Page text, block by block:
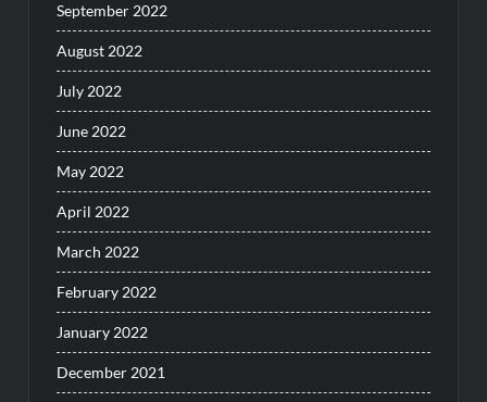
September 2022
August 2022
July 2022
June 2022
May 2022
April 2022
March 2022
February 2022
January 2022
December 2021